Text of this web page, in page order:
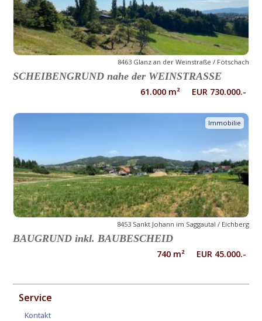
8463 Glanz an der Weinstraße / Fötschach
SCHEIBENGRUND nahe der WEINSTRASSE
61.000 m² EUR 730.000.-
Immobilie
8453 Sankt Johann im Saggautal / Eichberg
BAUGRUND inkl. BAUBESCHEID
740 m² EUR 45.000.-
Service
Kontakt